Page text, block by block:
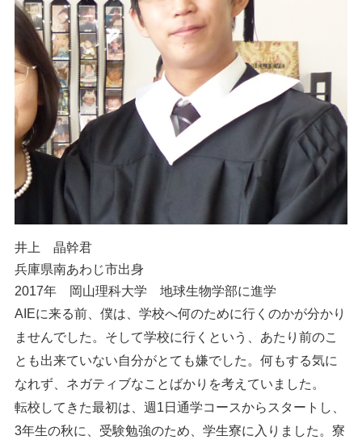
井上 晶幹君
兵庫県南あわじ市出身
2017年 岡山理科大学 地球生物学部に進学
AIEに来る前、僕は、学校へ何のために行くのかが分かり
ませんでした。そして学校に行くという、あたり前のこ
とも出来ていない自分がとても嫌でした。何もする気に
なれず、ネガティブなことばかりを考えていました。
転校してきた最初は、週1日通学コースからスタートし、
3年生の秋に、受験勉強のため、学生寮に入りました。寮